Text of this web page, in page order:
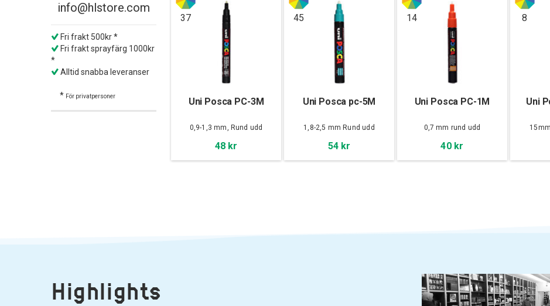
info@hlstore.com
Fri frakt 500kr *
Fri frakt sprayfärg 1000kr
*
Alltid snabba leveranser
* För privatpersoner
37
Uni Posca PC-3M
0,9-1,3 mm, Rund udd
48 kr
45
Uni Posca pc-5M
1,8-2,5 mm Rund udd
54 kr
14
Uni Posca PC-1M
0,7 mm rund udd
40 kr
8
Uni
Highlights